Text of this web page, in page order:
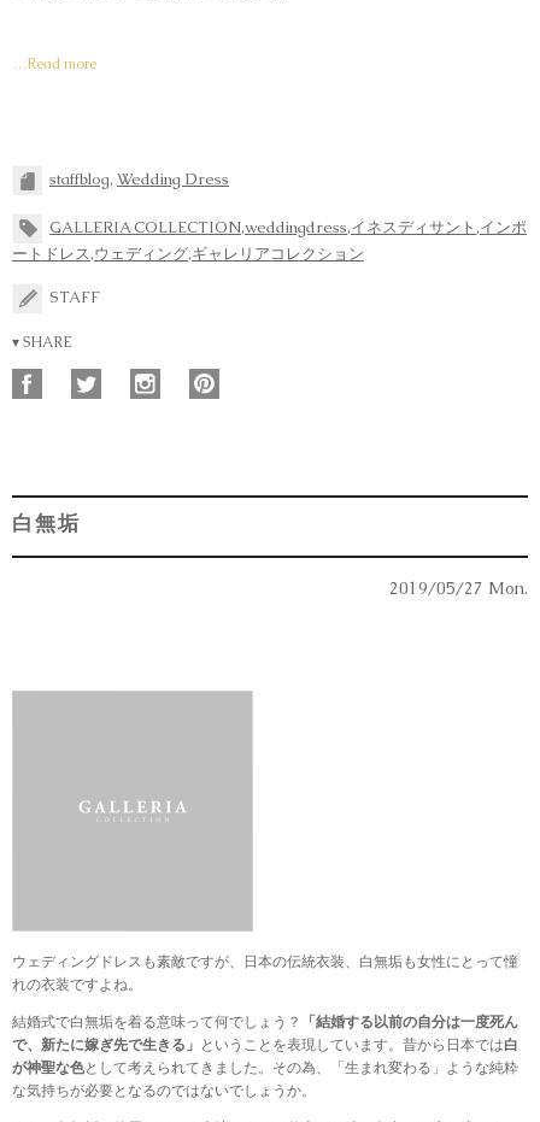
…Read more
staffblog, Wedding Dress
GALLERIA COLLECTION,weddingdress,イネスディサント ,インポ
ートドレス,ウェディング,ギャレリアコレクション
STAFF
▾ SHARE
白無垢
2019/05/27 Mon.
ウェディングドレスも素敵ですが、日本の伝統衣装、白無垢も女性にとって憧
れの衣装ですよね。
結婚式で白無垢を着る意味って何でしょう？
「結婚する以前の自分は一度死ん
で、新たに嫁ぎ先で生きる」 ということを表現しています。昔から日本では白
が神聖な色として考えられてきました。その為、「生まれ変わる」ような純粋
な気持ちが必要となるのではないでしょうか。